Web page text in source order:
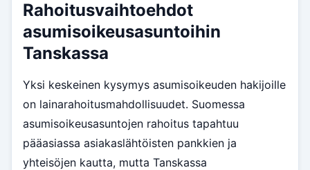
Rahoitusvaihtoehdot
asumisoikeusasuntoihin
Tanskassa
Yksi keskeinen kysymys asumisoikeuden hakijoille
on lainarahoitusmahdollisuudet. Suomessa
asumisoikeusasuntojen rahoitus tapahtuu
pääasiassa asiakaslähtöisten pankkien ja
yhteisöjen kautta, mutta Tanskassa